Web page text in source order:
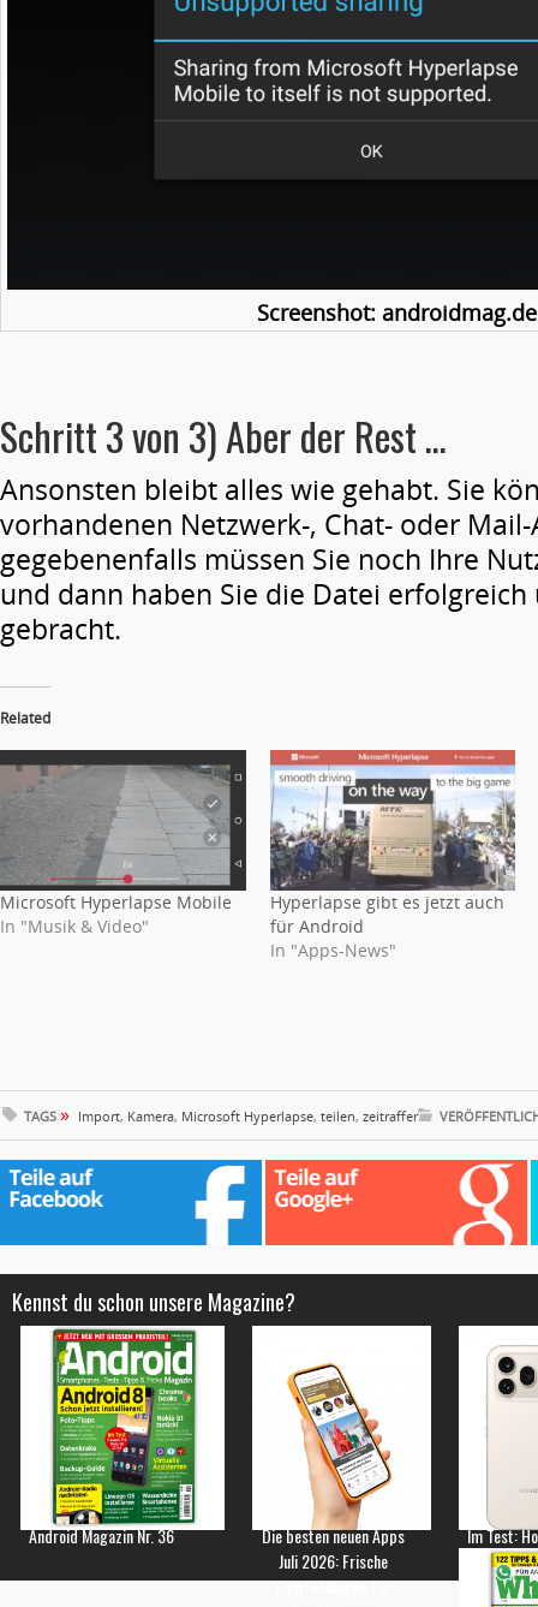
Screenshot: androidmag.de
Schritt 3 von 3) Aber der Rest …
Ansonsten bleibt alles wie gehabt. Sie
vorhandenen Netzwerk-, Chat- oder
gegebenenfalls müssen Sie noch Ihre
und dann haben Sie die Datei
gebracht.
Related
Microsoft Hyperlapse Mobile
In "Musik & Video"
Hyperlapse gibt es jetzt auch
für Android
In "Apps-News"
TAGS » Import, Kamera, Microsoft Hyperlapse, teilen, zeitraffer
Kennst du schon unsere Magazine?
Android Magazin Nr. 36
Die besten neuen Apps
Juli 2026: Frische
Empfehlungen für
Im Test: